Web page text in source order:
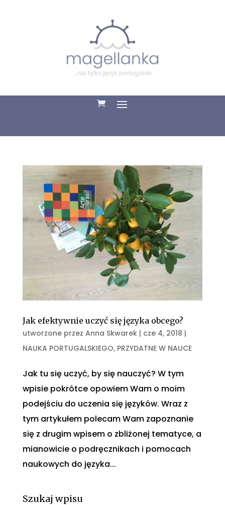
Jak efektywnie uczyć się języka obcego?
utworzone przez Anna Skwarek| cze 4, 2018 |
NAUKA PORTUGALSKIEGO, PRZYDATNE W NAUCE
Jak tu się uczyć, by się nauczyć? W tym
wpisie pokrótce opowiem Wam o moim
podejściu do uczenia się języków. Wraz z
tym artykułem polecam Wam zapoznanie
się z drugim wpisem o zbliżonej tematyce, a
mianowicie o podręcznikach i pomocach
naukowych do języka...
Szukaj wpisu